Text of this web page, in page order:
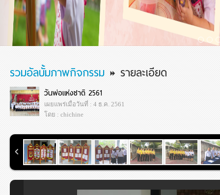
รวมอัลบั้มภาพกิจกรรม รายละเอียด
วันพ่อแห่งชาติ 2561
เผยแพร่เมื่อวันที่ : 4 ธ.ค. 2561
โดย : chichine